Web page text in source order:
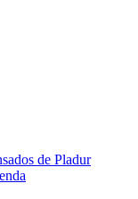
de Pladur